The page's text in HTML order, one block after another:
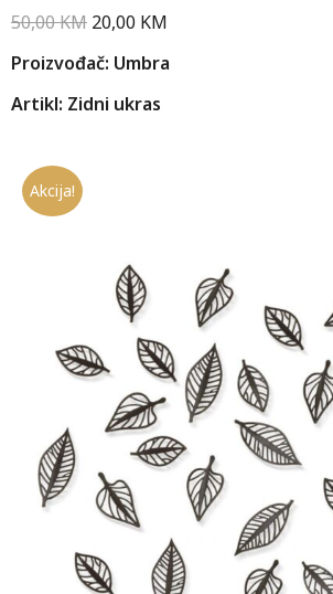
50,00KM 20,00 KM
Proizvođač: Umbra
Artikl: Zidni ukras
Akcija!